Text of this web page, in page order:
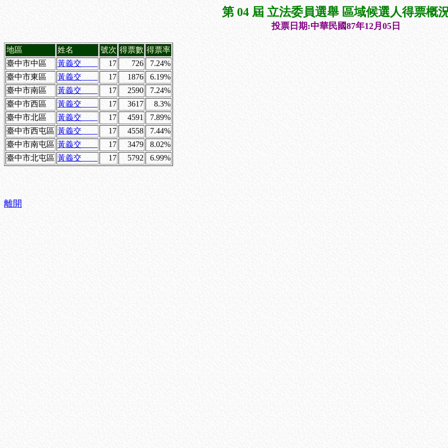
第 04 屆 立法委員選舉 區域候選人得票概
投票日期:中華民國87年12月05日
地區 姓名 號次 得票數 得票率
臺中市中區
黃義交 17 726
7.24%
臺中市東區
黃義交 17 1876
6.19%
臺中市南區
黃義交 17 2590
7.24%
臺中市西區
黃義交 17 3617
8.3%
臺中市北區
黃義交 17 4591
7.89%
臺中市西屯區 黃義交 17 4558
7.44%
臺中市南屯區 黃義交 17 3479
8.02%
臺中市北屯區 黃義交 17 5792 6.99%
離開